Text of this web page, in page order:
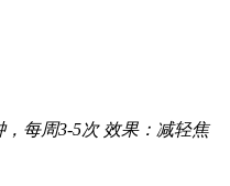
，每周3-5次 效果：减轻焦